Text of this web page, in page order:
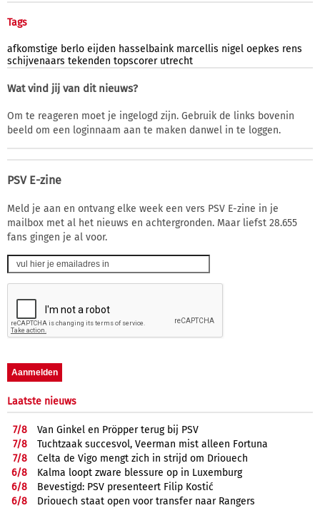
Tags
afkomstige berlo eijden hasselbaink marcellis nigel oepkes rens
schijvenaars tekenden topscorer utrecht
Wat vind jij van dit nieuws?
Om te reageren moet je ingelogd zijn. Gebruik de links bovenin
beeld om een loginnaam aan te maken danwel in te loggen.
PSV E-zine
Meld je aan en ontvang elke week een vers PSV E-zine in je
mailbox met al het nieuws en achtergronden. Maar liefst 28.655
fans gingen je al voor.
Laatste nieuws
7/8
Van Ginkel en Pröpper terug bij PSV
7/8
Tuchtzaak succesvol, Veerman mist alleen Fortuna
7/8
Celta de Vigo mengt zich in strijd om Driouech
6/8
Kalma loopt zware blessure op in Luxemburg
6/8
Bevestigd: PSV presenteert Filip Kostić
6/8
Driouech staat open voor transfer naar Rangers